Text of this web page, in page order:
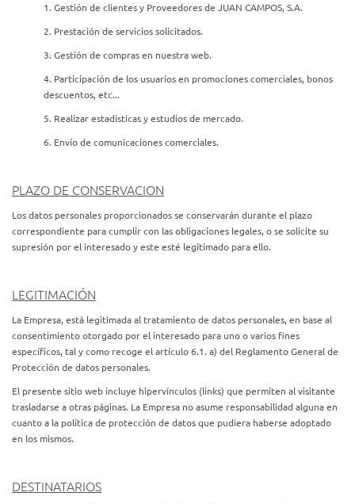
1. Gestión de clientes y Proveedores de JUAN CAMPOS, S.A.
2. Prestación de servicios solicitados.
3. Gestión de compras en nuestra web.
4. Participación de los usuarios en promociones comerciales, bonos
descuentos, etc...
5. Realizar estadísticas y estudios de mercado.
6. Envío de comunicaciones comerciales.
PLAZO DE CONSERVACION
Los datos personales proporcionados se conservarán durante el plazo
correspondiente para cumplir con las obligaciones legales, o se solicite su
supresión por el interesado y este esté legitimado para ello.
LEGITIMACIÓN
La Empresa, está legitimada al tratamiento de datos personales, en base al
consentimiento otorgado por el interesado para uno o varios fines
específicos, tal y como recoge el artículo 6.1. a) del Reglamento General de
Protección de datos personales.
El presente sitio web incluye hipervínculos (links) que permiten al visitante
trasladarse a otras páginas. La Empresa no asume responsabilidad alguna en
cuanto a la política de protección de datos que pudiera haberse adoptado
en los mismos.
DESTINATARIOS